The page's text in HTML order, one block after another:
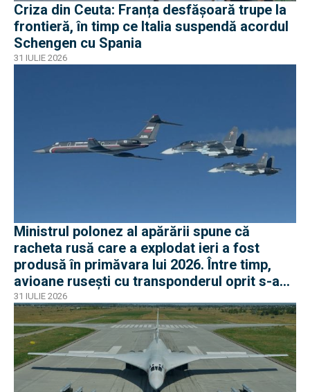
Criza din Ceuta: Franța desfășoară trupe la
frontieră, în timp ce Italia suspendă acordul
Schengen cu Spania
31 IULIE 2026
Ministrul polonez al apărării spune că
racheta rusă care a explodat ieri a fost
produsă în primăvara lui 2026. Între timp,
avioane rusești cu transponderul oprit s-au
apropiat de frontiera Poloniei
31 IULIE 2026